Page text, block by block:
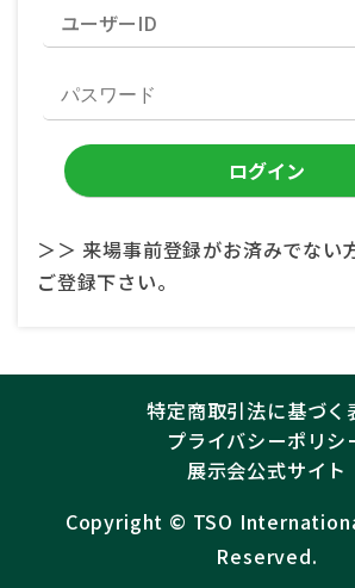
＞＞ 来場事前登録がお済みでない
ご登録下さい。
特定商取引法に基づく
プライバシーポリシ
展示会公式サイト
Copyright ©︎ TSO
Reserved.